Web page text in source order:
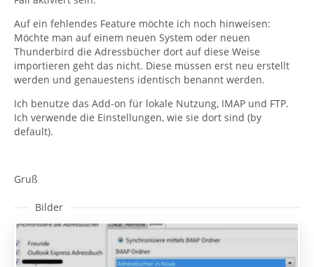
Auf ein fehlendes Feature möchte ich noch hinweisen:
Möchte man auf einem neuen System oder neuen
Thunderbird die Adressbücher dort auf diese Weise
importieren geht das nicht. Diese müssen erst neu erstellt
werden und genauestens identisch benannt werden.
Ich benutze das Add-on für lokale Nutzung, IMAP und FTP.
Ich verwende die Einstellungen, wie sie dort sind (by
default).
Gruß
Bilder